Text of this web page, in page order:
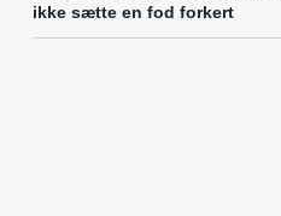
ikke sætte en fod forkert